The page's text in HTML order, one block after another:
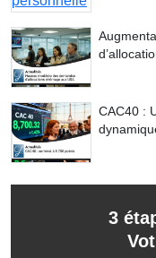
CAC40 :
3